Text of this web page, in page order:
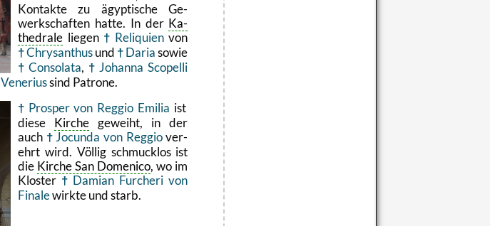
Kon­tak­te zu ägyp­ti­sche Ge­
werk­schaf­ten hatte. In der Ka­
the­dra­le lie­gen Re­li­qui­envon
Chry­san­thusund Dariasowie
Con­so­la­ta,
Jo­han­na Scopel­li
Ve­ne­ri­ussind Pa­tro­ne.
Pros­per von Reg­gio Emi­lia ist
diese Kir­che ge­weiht, in der
auch
Jo­c­un­da von Reg­giover­
ehrt wird. Völ­lig schmuck­los ist
die Kir­che San Do­me­ni­co, wo im
Klos­ter
Da­mi­an Furche­ri von
Fi­na­lewirk­te und starb.